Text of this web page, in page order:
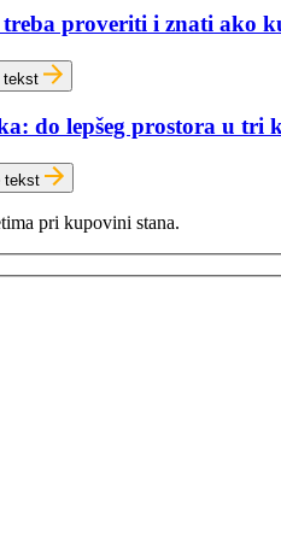
proveriti i znati ako
tekst
do lepšeg prostora u tri
tekst
pri kupovini stana.